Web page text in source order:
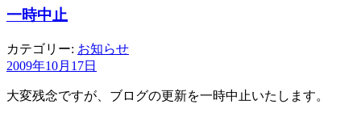
一時中止
カテゴリー: お知らせ
2009年10月17日
大変残念ですが、ブログの更新を一時中止いたします。